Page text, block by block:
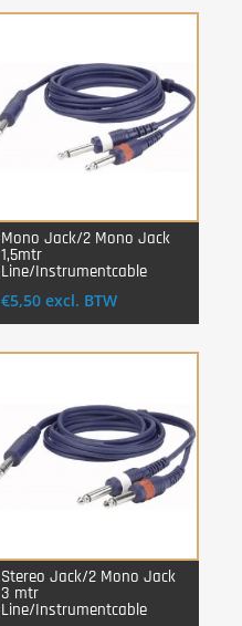
Login Voor Aankoop
Mono Jack/2 Mono Jack
1,5mtr
Line/Instrumentcable
€5,50 excl. BTW
Login Voor Aankoop
Stereo Jack/2 Mono Jack
3 mtr
Line/Instrumentcable